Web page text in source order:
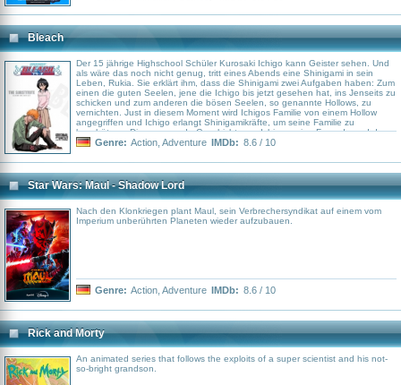
Bleach
Der 15 jährige Highschool Schüler Kurosaki Ichigo kann Geister sehen. Und
als wäre das noch nicht genug, tritt eines Abends eine Shinigami in sein
Leben, Rukia. Sie erklärt ihm, dass die Shinigami zwei Aufgaben haben: Zum
einen die guten Seelen, jene die Ichigo bis jetzt gesehen hat, ins Jenseits zu
schicken und zum anderen die bösen Seelen, so genannte Hollows, zu
vernichten. Just in diesem Moment wird Ichigos Familie von einem Hollow
angegriffen und Ichigo erlangt Shinigamikräfte, um seine Familie zu
beschützen. Die spannende Geschichte um Ichigo, seine Freunde und der
gemeinsame Kampf gegen die üblen Hollows ist unterhaltsam, spannend
Episoden geplant aber der riesige Erfolg hat die Story weiter gehen lassen...
mal sehen wie lange noch.
Genre: Action Adventure IMDb: 8.6 / 10
Star Wars: Maul - Shadow Lord
Nach den Klonkriegen plant Maul, sein Verbrechersyndikat auf einem vom
Imperium unberührten Planeten wieder aufzubauen.
Genre: Action Adventure IMDb: 8.6 / 10
Rick and Morty
An animated series that follows the exploits of a super scientist and his not-
so-bright grandson.